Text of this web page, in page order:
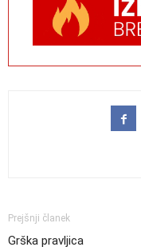
Prejšnji članek
Grška pravljica